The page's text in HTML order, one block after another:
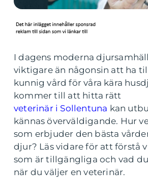
I dagens moderna
viktigare än någonsin att ha
kunnig vård för våra kära
kommer till att hitta rätt
veterinär i Sollentuna kan
kännas överväldigande. Hur
som erbjuder den bästa
djur? Läs vidare för att förstå
som är tillgängliga och vad
när du väljer en veterinär.